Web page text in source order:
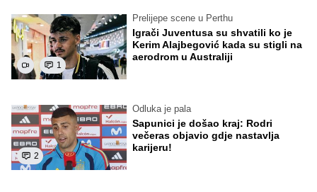
1
Prelijepe scene u Perthu
Igrači Juventusa su shvatili ko je
Kerim Alajbegović kada su stigli na
aerodrom u Australiji
2
Odluka je pala
Sapunici je došao kraj: Rodri
večeras objavio gdje nastavlja
karijeru!